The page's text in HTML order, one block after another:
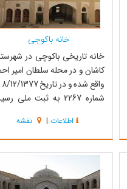
خانه باکوجی
خانه تاریخی باکوچی در
کاشان و در محله سلطان امیر
شماره 2267 به ثبت ملی
کاشانی در محله سلطان میر
قرار دارد. قدمت این بنا به عصر
باز میگردد. این خانه تاریخی از
دسته خانه‌های قدیمی و با ارز...
اطلاعات | نقشه